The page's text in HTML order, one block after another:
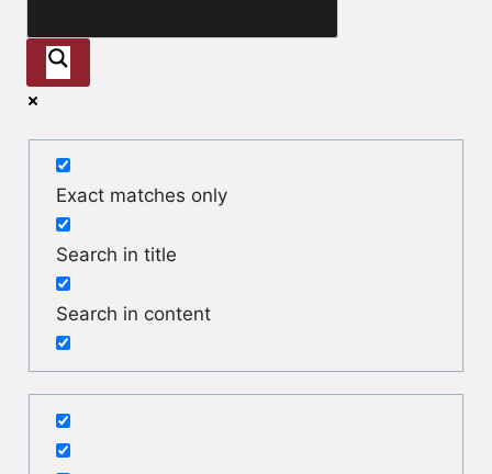
Exact matches only
Search in title
Search in content